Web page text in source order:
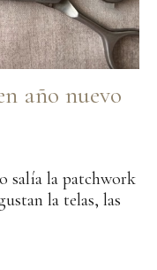
año nuevo
salía la patchwork
la telas, las